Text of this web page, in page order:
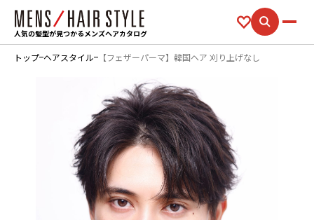
人気の髪型が見つかるメンズヘアカタログ
トップ ヘアスタイル 【フェザーパーマ】韓国ヘア 刈り上げなし